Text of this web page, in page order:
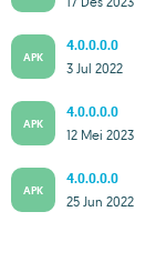
APK
4.0.0.0.0
3 Jul 2022
APK
4.0.0.0.0
12 Mei 2023
APK
4.0.0.0.0
25 Jun 2022